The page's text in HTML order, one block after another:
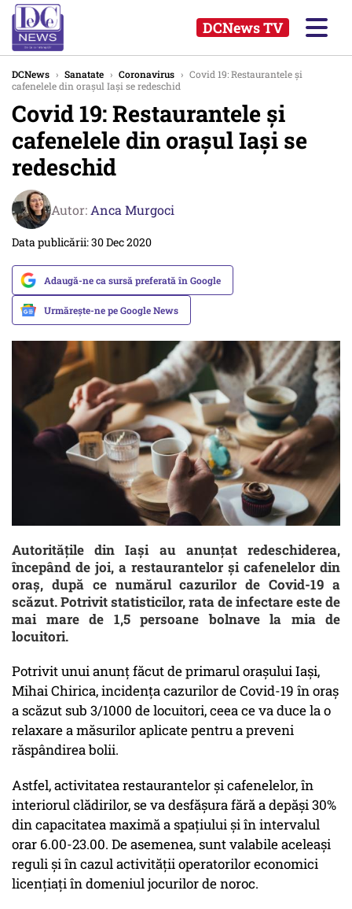
DCNews TV
DCNews › Sanatate › Coronavirus › Covid 19: Restaurantele și
cafenelele din orașul Iași se redeschid
Covid 19: Restaurantele și
cafenelele din orașul Iași se
redeschid
Autor: Anca Murgoci
Data publicării: 30 Dec 2020
Adaugă-ne ca sursă preferată în Google
Urmărește-ne pe Google News
Autoritățile din Iași au anunțat redeschiderea,
începând de joi, a restaurantelor și cafenelelor din
oraș, după ce numărul cazurilor de Covid-19 a
scăzut. Potrivit statisticilor, rata de infectare este de
mai mare de 1,5 persoane bolnave la mia de
locuitori.
Potrivit unui anunț făcut de primarul orașului Iași,
Mihai Chirica, incidența cazurilor de Covid-19 în oraș
a scăzut sub 3/1000 de locuitori, ceea ce va duce la o
relaxare a măsurilor aplicate pentru a preveni
răspândirea bolii.
Astfel, activitatea restaurantelor şi cafenelelor, în
interiorul clădirilor, se va desfășura fără a depăși 30%
din capacitatea maximă a spațiului și în intervalul
orar 6.00-23.00. De asemenea, sunt valabile aceleași
reguli și în cazul activității operatorilor economici
licenţiaţi în domeniul jocurilor de noroc.